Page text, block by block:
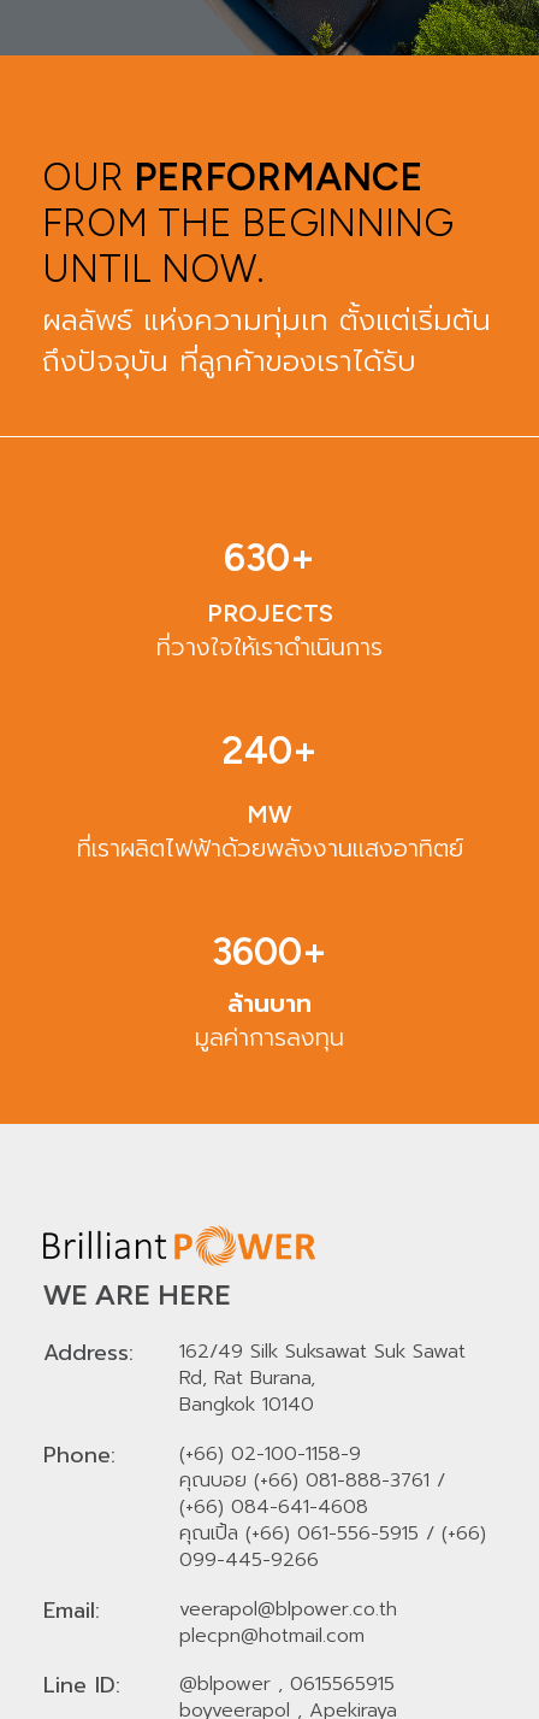
OUR PERFORMANCE
FROM THE BEGINNING
UNTIL NOW.
ผลลัพธ์ แห่งความทุ่มเท ตั้งแต่เริ่มต้น
ถึงปัจจุบัน ที่ลูกค้าของเราได้รับ
630+
PROJECTS
ที่วางใจให้เราดำเนินการ
240+
MW
ที่เราผลิตไฟฟ้าด้วยพลังงานแสงอาทิตย์
3600+
ล้านบาท
มูลค่าการลงทุน
WE ARE HERE
Address:
162/49 Silk Suksawat Suk Sawat
Rd, Rat Burana,
Bangkok 10140
Phone:
(+66) 02-100-1158-9
คุณบอย (+66) 081-888-3761 /
(+66) 084-641-4608
คุณเปิ้ล (+66) 061-556-5915 / (+66)
099-445-9266
Email:
veerapol@blpower.co.th
plecpn@hotmail.com
Line ID: @blpower, 0615565915
boyveerapol , Apekiraya